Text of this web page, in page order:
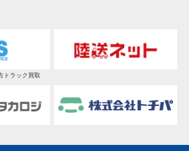
トラック買取